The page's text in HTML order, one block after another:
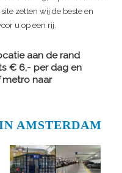
zetten wij de beste en
u op een rij.
aan de rand
€ 6,- per dag en
naar
AMSTERDAM